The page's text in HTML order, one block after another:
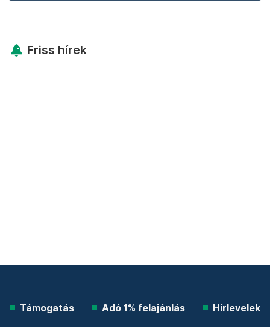
Friss hírek
Támogatás Adó 1% felajánlás Hírlevelek